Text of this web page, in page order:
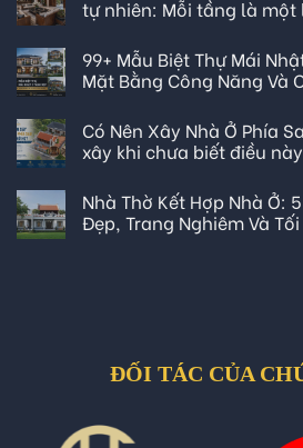
tự nhiên: Mỗi tầng là
99+ Mẫu Biệt Thự Mái
Mặt Bằng Công Năng Và
Có Nên Xây Nhà Ở Phía
xây khi chưa biết điều này
Nhà Thờ Kết Hợp Nhà Ở:
Đẹp, Trang Nghiêm Và
ĐỐI TÁC CỦA